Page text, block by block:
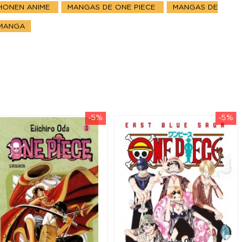
ANIME MANGAS DE ONE PIECE MANGAS DE
-5% -5%